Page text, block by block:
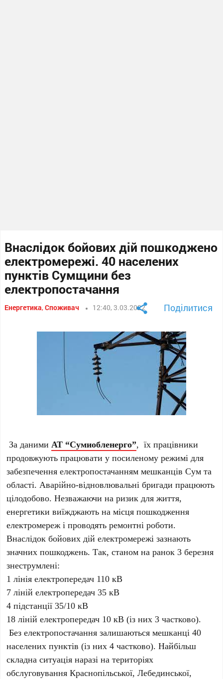
Внаслідок бойових дій пошкоджено
електромережі. 40 населених
пунктів Сумщини без
електропостачання
Енергетика,Споживач 12:40, 3.03.2022 Поділитися
За даними АТ “Сумиобленерго”, їх працівники
продовжують працювати у посиленому режимі для
забезпечення електропостачанням мешканців Сум та
області. Аварійно-відновлювальні бригади працюють
цілодобово. Незважаючи на ризик для життя,
енергетики виїжджають на місця пошкодження
електромереж і проводять ремонтні роботи.
Внаслідок бойових дій електромережі зазнають
значних пошкоджень. Так, станом на ранок 3 березня
знеструмлені:
1 лінія електропередач 110 кВ
7 ліній електропередач 35 кВ
4 підстанції 35/10 кВ
18 ліній електропередач 10 кВ (із них 3 частково).
Без електропостачання залишаються мешканці 40
населених пунктів (із них 4 частково). Найбільш
складна ситуація наразі на територіях
обслуговування Краснопільської, Лебединської,